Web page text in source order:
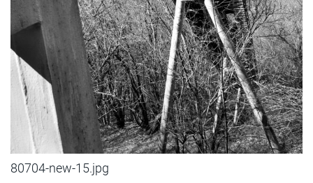
80704-new-15.jpg